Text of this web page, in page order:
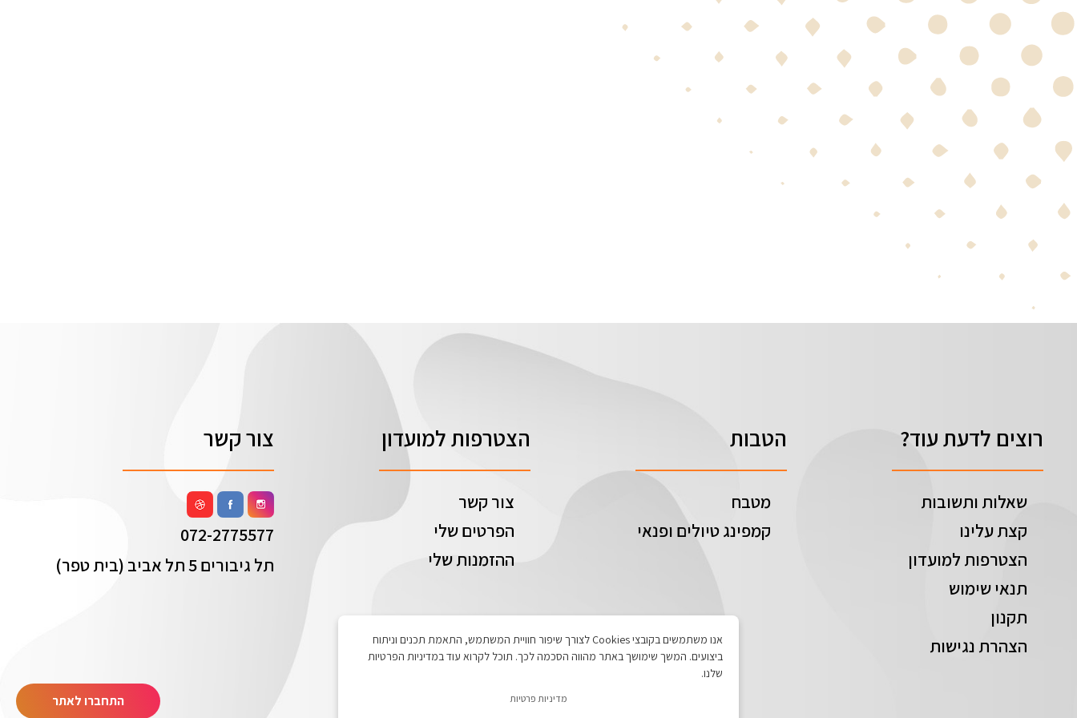
אנו משתמשים בקובצי Cookies לצורך שיפור חוויית המשתמש, התאמת תכנים וניתוח
ביצועים. המשך שימושך באתר מהווה הסכמה לכך. תוכל לקרוא עוד במדיניות הפרטיות
שלנו.
מדיניות פרטיות
רוצים לדעת עוד?
שאלות ותשובות
קצת עלינו
הצטרפות למועדון
תנאי שימוש
תקנון
הצהרת נגישות
הטבות
מטבח
קמפינג טיולים ופנאי
הצטרפות למועדון
צור קשר
הפרטים שלי
ההזמנות שלי
צור קשר
072-2775577
תל גיבורים 5 תל אביב (בית טפר)
התחברו לאתר